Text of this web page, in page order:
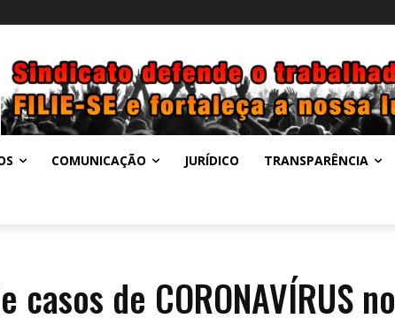
COMUNICAÇÃO JURÍDICO TRANSPARÊNCIA
de CORONAVÍRUS no